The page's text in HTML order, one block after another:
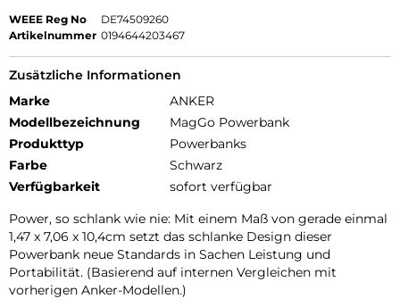
WEEE Reg No
DE74509260
Artikelnummer 0194644203467
Zusätzliche Informationen
Marke
ANKER
Modellbezeichnung
MagGo Powerbank
Produkttyp
Powerbanks
Farbe
Schwarz
Verfügbarkeit
sofort verfügbar
Power, so schlank wie nie: Mit einem Maß von gerade einmal
1,47 x 7,06 x 10,4cm setzt das schlanke Design dieser
Powerbank neue Standards in Sachen Leistung und
Portabilität. (Basierend auf internen Vergleichen mit
vorherigen Anker-Modellen.)